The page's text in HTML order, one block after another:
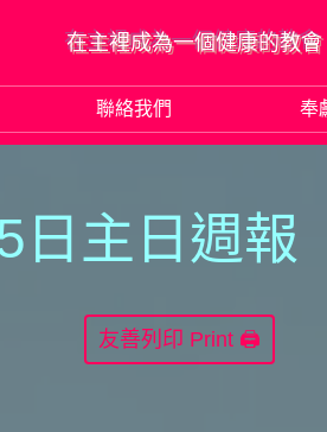
在主裡成為一個健康的教會
聯絡我們 奉
日主日週報
Print 🖨